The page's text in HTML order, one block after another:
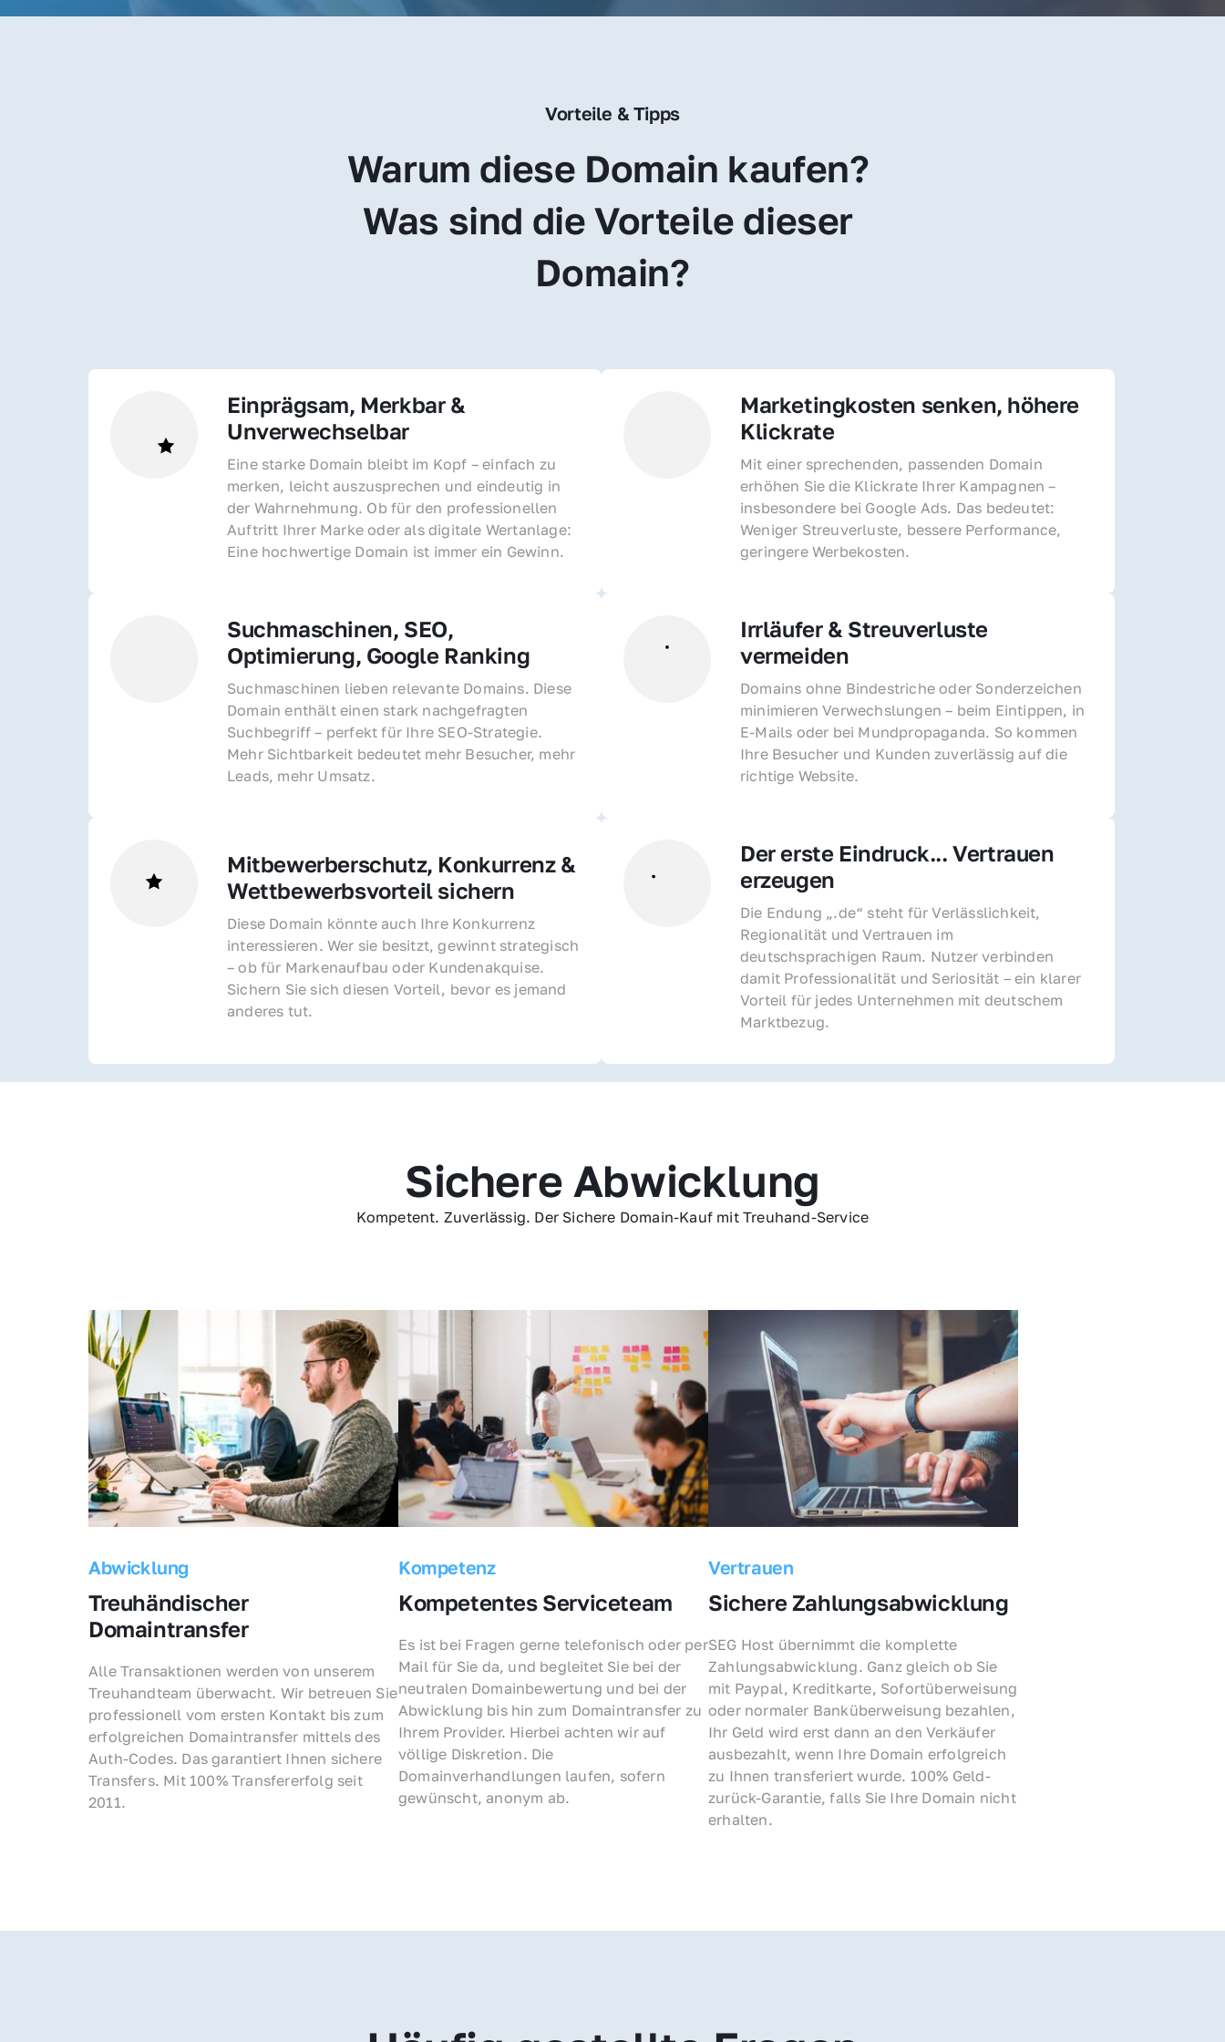
Vorteile & Tipps
Warum diese Domain kaufen?
Was sind die Vorteile dieser
Domain?
Einprägsam, Merkbar &
Unverwechselbar
Eine starke Domain bleibt im Kopf – einfach zu
merken, leicht auszusprechen und eindeutig in
der Wahrnehmung. Ob für den professionellen
Auftritt Ihrer Marke oder als digitale Wertanlage:
Eine hochwertige Domain ist immer ein Gewinn.
Marketingkosten senken, höhere
Klickrate
Mit einer sprechenden, passenden Domain
erhöhen Sie die Klickrate Ihrer Kampagnen –
insbesondere bei Google Ads. Das bedeutet:
Weniger Streuverluste, bessere Performance,
geringere Werbekosten.
Suchmaschinen, SEO,
Optimierung, Google Ranking
Suchmaschinen lieben relevante Domains. Diese
Domain enthält einen stark nachgefragten
Suchbegriff – perfekt für Ihre SEO-Strategie.
Mehr Sichtbarkeit bedeutet mehr Besucher, mehr
Leads, mehr Umsatz.
Irrläufer & Streuverluste
vermeiden
Domains ohne Bindestriche oder Sonderzeichen
minimieren Verwechslungen – beim Eintippen, in
E-Mails oder bei Mundpropaganda. So kommen
Ihre Besucher und Kunden zuverlässig auf die
richtige Website.
Mitbewerberschutz, Konkurrenz &
Wettbewerbsvorteil sichern
Diese Domain könnte auch Ihre Konkurrenz
interessieren. Wer sie besitzt, gewinnt strategisch
– ob für Markenaufbau oder Kundenakquise.
Sichern Sie sich diesen Vorteil, bevor es jemand
anderes tut.
Der erste Eindruck... Vertrauen
erzeugen
Die Endung „.de“ steht für Verlässlichkeit,
Regionalität und Vertrauen im
deutschsprachigen Raum. Nutzer verbinden
damit Professionalität und Seriosität – ein klarer
Vorteil für jedes Unternehmen mit deutschem
Marktbezug.
Sichere Abwicklung
Kompetent. Zuverlässig. Der Sichere Domain-Kauf mit Treuhand-Service
Abwicklung
Treuhändischer
Domaintransfer
Alle Transaktionen werden von unserem
Treuhandteam überwacht. Wir betreuen Sie
professionell vom ersten Kontakt bis zum
erfolgreichen Domaintransfer mittels des
Auth-Codes. Das garantiert Ihnen sichere
Transfers. Mit 100% Transfererfolg seit
2011.
Kompetenz
Kompetentes Serviceteam
Es ist bei Fragen gerne telefonisch oder per
Mail für Sie da, und begleitet Sie bei der
neutralen Domainbewertung und bei der
Abwicklung bis hin zum Domaintransfer zu
Ihrem Provider. Hierbei achten wir auf
völlige Diskretion. Die
Domainverhandlungen laufen, sofern
gewünscht, anonym ab.
Vertrauen
Sichere Zahlungsabwicklung
SEG Host übernimmt die komplette
Zahlungsabwicklung. Ganz gleich ob Sie
mit Paypal, Kreditkarte, Sofortüberweisung
oder normaler Banküberweisung bezahlen,
Ihr Geld wird erst dann an den Verkäufer
ausbezahlt, wenn Ihre Domain erfolgreich
zu Ihnen transferiert wurde. 100% Geld-
zurück-Garantie, falls Sie Ihre Domain nicht
erhalten.